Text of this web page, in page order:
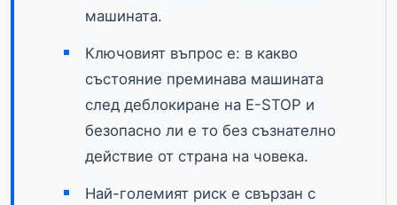
машината.
Ключовият въпрос е: в какво
състояние преминава машината
след деблокиране на E-STOP и
безопасно ли е то без съзнателно
действие от страна на човека.
Най-големият риск е свързан с